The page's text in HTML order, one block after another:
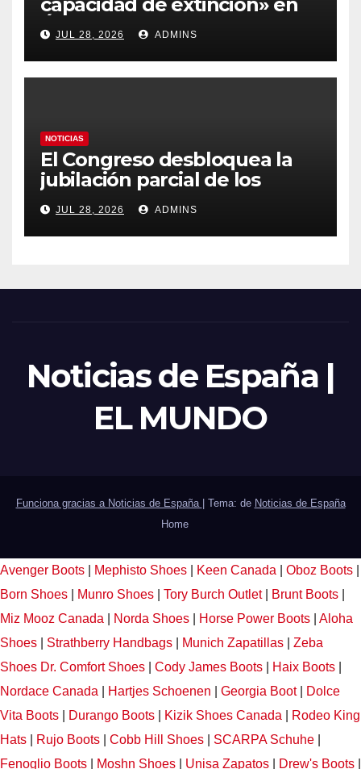
Ávila y al oeste de Madrid
obliga a declarar la
emergencia nacional
JUL 28, 2026 ADMINS
NOTICIAS
El Congreso desbloquea la
jubilación parcial de los
trabajadores laborales del
sector público
JUL 28, 2026 ADMINS
Noticias de España |
EL MUNDO
Funciona gracias a Noticias de España Tema: de Noticias de España
Home
Avenger Boots Mephisto Shoes Keen Canada Oboz Boots
Born Shoes
Munro Shoes Tory Burch Outlet Brunt Boots
Miz Mooz Canada
Norda Shoes Horse Power Boots
Aloha
Shoes
Strathberry Handbags Munich Zapatillas
Zeba
Shoes Dr. Comfort Shoes Cody James Boots Haix Boots
Nordace Canada
Hartjes Schoenen Georgia Boot|
Dolce
Vita Boots
Durango Boots Kizik Shoes Canada
Rodeo King
Hats
Rujo Boots Cobb Hill Shoes SCARPA Schuhe
Fenoglio Boots
Moshn Shoes Unisa Zapatos Drew's Boots